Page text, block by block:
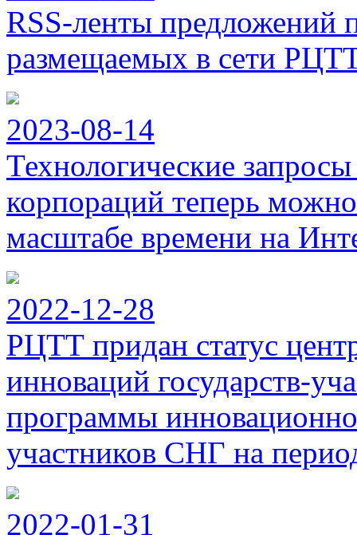
RSS-ленты предложений
размещаемых в сети
2023-08-14
Технологические
корпораций теперь
масштабе времени на
2022-12-28
РЦТТ придан статус
инноваций государств-
программы
участников СНГ на
2022-01-31